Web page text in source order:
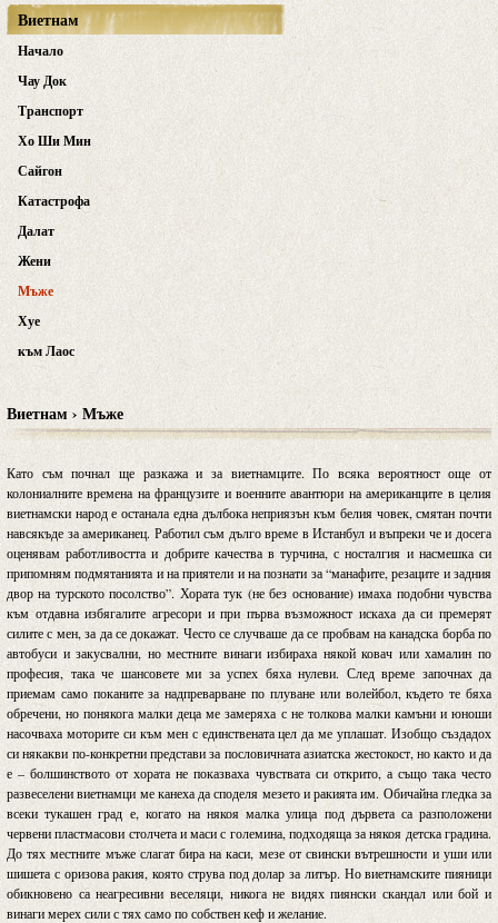
Виетнам
Начало
Чау Док
Транспорт
Хо Ши Мин
Сайгон
Катастрофа
Далат
Жени
Мъже
Хуе
към Лаос
Виетнам › Мъже
Като съм почнал ще разкажа и за виетнамците. По всяка вероятност още от
колониалните времена на французите и военните авантюри на американците в целия
виетнамски народ е останала една дълбока неприязън към белия човек, смятан почти
навсякъде за американец. Работил съм дълго време в Истанбул и въпреки че и досега
оценявам работливостта и добрите качества в турчина, с носталгия и насмешка си
припомням подмятанията и на приятели и на познати за “манафите, резаците и задния
двор на турското посолство”. Хората тук (не без основание) имаха подобни чувства
към отдавна избягалите агресори и при първа възможност искаха да си премерят
силите с мен, за да се докажат. Често се случваше да се пробвам на канадска борба по
автобуси и закусвални, но местните винаги избираха някой ковач или хамалин по
професия, така че шансовете ми за успех бяха нулеви. След време започнах да
приемам само поканите за надпреварване по плуване или волейбол, където те бяха
обречени, но понякога малки деца ме замеряха с не толкова малки камъни и юноши
насочваха моторите си към мен с единствената цел да ме уплашат. Изобщо създадох
си някакви по-конкретни представи за пословичната азиатска жестокост, но както и да
е – болшинството от хората не показваха чувствата си открито, а също така често
развеселени виетнамци ме канеха да споделя мезето и ракията им. Обичайна гледка за
всеки тукашен град е, когато на някоя малка улица под дървета са разположени
червени пластмасови столчета и маси с големина, подходяща за някоя детска градина.
До тях местните мъже слагат бира на каси, мезе от свински вътрешности и уши или
шишета с оризова ракия, която струва под долар за литър. Но виетнамските пияници
обикновено са неагресивни веселяци, никога не видях пиянски скандал или бой и
винаги мерех сили с тях само по собствен кеф и желание.